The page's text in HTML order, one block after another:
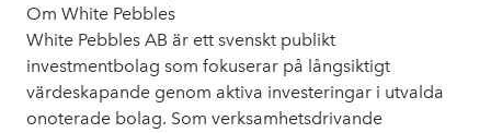
Om White Pebbles
White Pebbles AB är ett svenskt publikt
investmentbolag som fokuserar på långsiktigt
värdeskapande genom aktiva investeringar i utvalda
onoterade bolag. Som verksamhetsdrivande